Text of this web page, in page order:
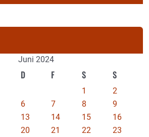
Juni 2024
D F S S
1
2
6 7 8
9
13 14 15
16
20 21 22
23